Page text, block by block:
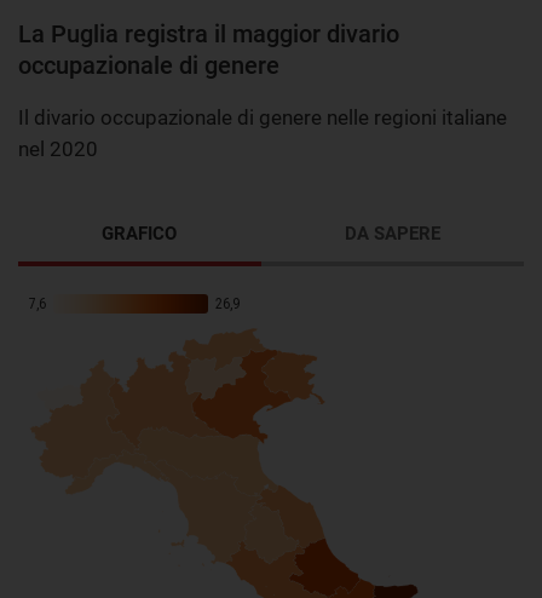
La Puglia registra il maggior divario
occupazionale di genere
Il divario occupazionale di genere nelle regioni italiane
nel 2020
GRAFICO DA SAPERE